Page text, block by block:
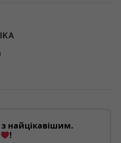
найцікавішим.
!